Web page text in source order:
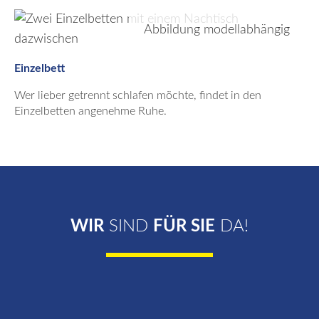
Abbildung modellabhängig
Einzelbett
Wer lieber getrennt schlafen möchte, findet in den
Einzelbetten angenehme Ruhe.
WIRSIND FÜR SIE DA!